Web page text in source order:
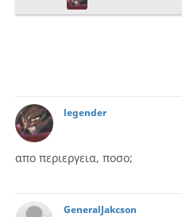
legender
απο περιεργεια, ποσο;
GeneralJakcson